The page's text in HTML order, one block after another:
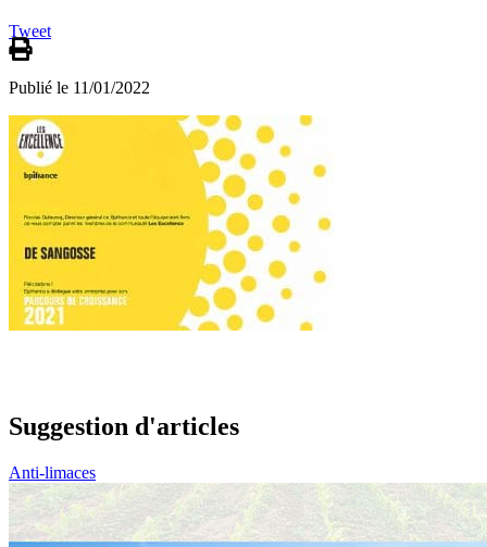
Tweet
Publié le 11/01/2022
Suggestion d'articles
Anti-limaces